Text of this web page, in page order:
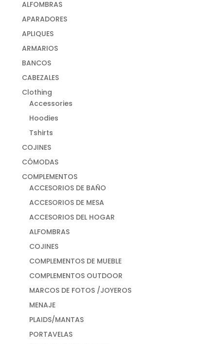
ALFOMBRAS
APARADORES
APLIQUES
ARMARIOS
BANCOS
CABEZALES
Clothing
Accessories
Hoodies
Tshirts
COJINES
CÓMODAS
COMPLEMENTOS
ACCESORIOS DE BAÑO
ACCESORIOS DE MESA
ACCESORIOS DEL HOGAR
ALFOMBRAS
COJINES
COMPLEMENTOS DE MUEBLE
COMPLEMENTOS OUTDOOR
MARCOS DE FOTOS /JOYEROS
MENAJE
PLAIDS/MANTAS
PORTAVELAS